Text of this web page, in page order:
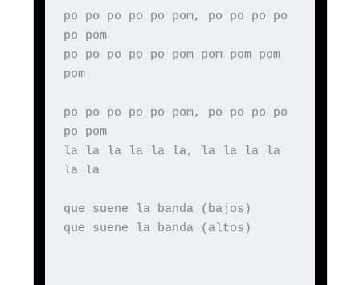
po po po po po pom, po po po po
po pom
po po po po po pom pom pom pom
pom
po po po po po pom, po po po po
po pom
la la la la la la, la la la la
la la
que suene la banda (bajos)
que suene la banda (altos)